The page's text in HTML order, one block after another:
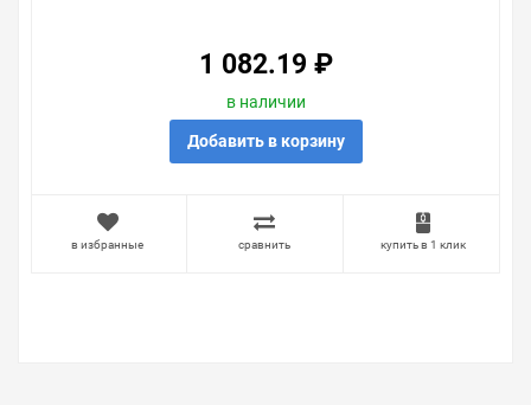
1 082.19 ₽
в наличии
Добавить в корзину
в избранные сравнить купить в 1 клик